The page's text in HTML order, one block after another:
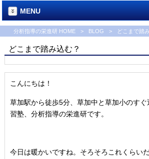
MENU
分析指導の栄進研 HOME > BLOG > どこまで踏
どこまで踏み込む？
こんにちは！
草加駅から徒歩5分、草加中と草加小のす
習塾、分析指導の栄進研です。
今日は暖かいですね。そろそろこれくらい